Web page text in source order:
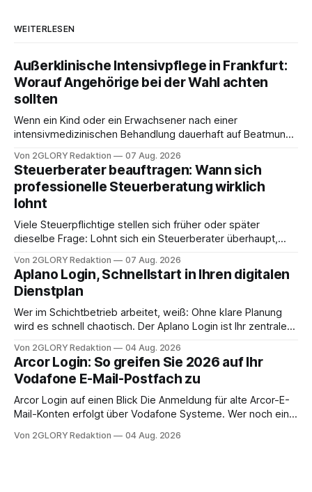
WEITERLESEN
Außerklinische Intensivpflege in Frankfurt:
Worauf Angehörige bei der Wahl achten
sollten
Wenn ein Kind oder ein Erwachsener nach einer
intensivmedizinischen Behandlung dauerhaft auf Beatmung
angewiesen ist, stellt sich für Familien eine schwierige
Frage: Muss die Versorgung dauerhaft in der Klinik bleiben –
oder ist ein Leben zu Hause möglich? Die außerklinische
Intensivpflege bietet genau diese Alternative: Sie
Von 2GLORY Redaktion 07 Aug. 2026
Steuerberater beauftragen: Wann sich
professionelle Steuerberatung wirklich
lohnt
Viele Steuerpflichtige stellen sich früher oder später
dieselbe Frage: Lohnt sich ein Steuerberater überhaupt,
erledigen? Die kurze Antwort: Bei einfachen
Einkommensverhältnissen reicht häufig eine Steuersoftware
aus – sobald jedoch mehrere Einkunftsarten
zusammentreffen oder größere finanzielle Veränderungen
anstehen, zahlt sich professionelle Unterstützung meist
Von 2GLORY Redaktion 07 Aug. 2026
Aplano Login, Schnellstart in Ihren digitalen
Dienstplan
Wer im Schichtbetrieb arbeitet, weiß: Ohne klare Planung
wird es schnell chaotisch. Der Aplano Login ist Ihr zentraler
abwesenheiten und die gesamte kommunikation rund um
Ihr personal digital zu organisieren. In diesem Leitfaden
erfahren Sie alles, was Sie für einen reibungslosen Einstieg
brauchen, von der Registrierung
Von 2GLORY Redaktion 04 Aug. 2026
Arcor Login: So greifen Sie 2026 auf Ihr
Vodafone E-Mail-Postfach zu
Arcor Login auf einen Blick Die Anmeldung für alte Arcor-E-
Mail-Konten erfolgt über Vodafone Systeme. Wer noch eine
besitzt, loggt sich heute über das Vodafone E-Mail & Cloud
Von 2GLORY Redaktion 04 Aug. 2026